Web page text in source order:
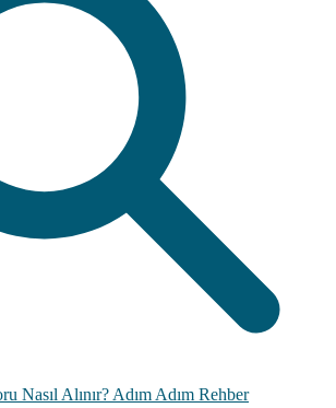
Nasıl Alınır? Adım Adım Rehber